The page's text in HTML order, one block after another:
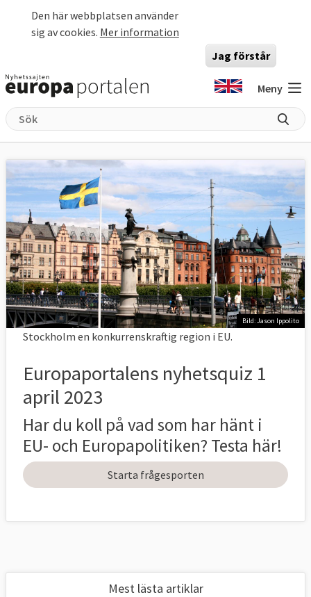
Den här webbplatsen använder
sig av cookies. Mer information
Jag förstår
Meny
Bild: Jason Ippolito
Stockholm en konkurrenskraftig region i EU.
Europaportalens nyhetsquiz 1
april 2023
Har du koll på vad som har hänt i
EU- och Europapolitiken? Testa här!
Starta frågesporten
Mest lästa artiklar